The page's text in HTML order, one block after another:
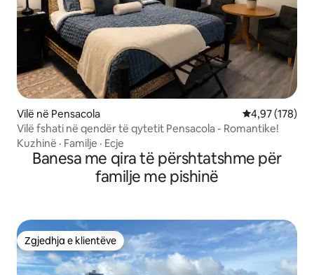
Vilë në Pensacola Vlerësimi
4,97 (178)
Vilë fshati në qendër të qytetit Pensacola - Romantike!
Kuzhinë · Familje · Ecje
Banesa me qira të përshtatshme për
familje me pishinë
Zgjedhja e klientëve
Zgjedhja e klientëve